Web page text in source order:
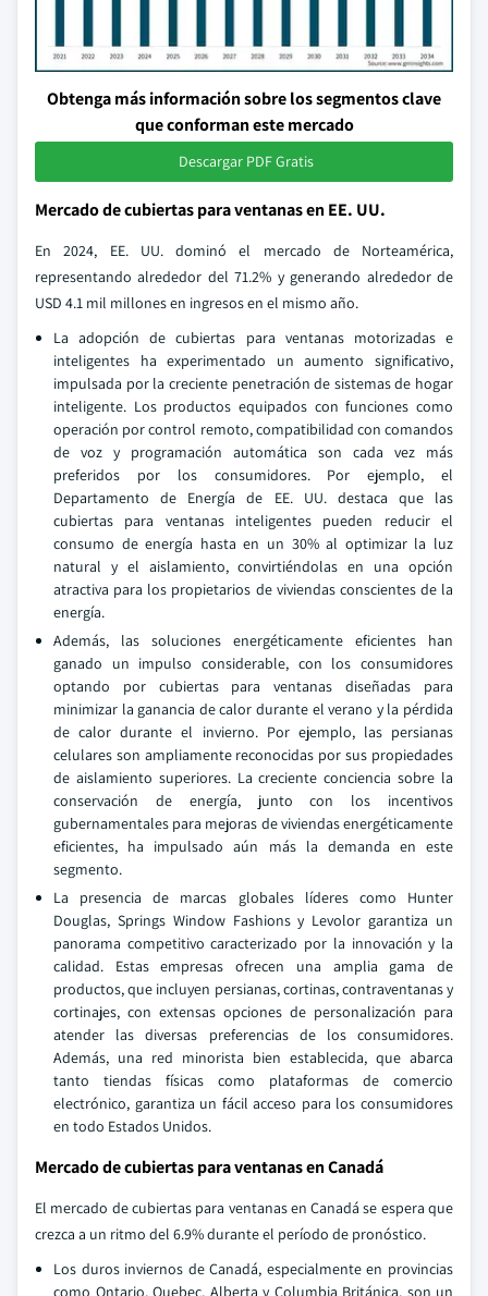
Obtenga más información sobre los segmentos clave
que conforman este mercado
Descargar PDF Gratis
Mercado de cubiertas para ventanas en EE. UU.
En 2024, EE. UU. dominó el mercado de Norteamérica,
representando alrededor del 71.2% y generando alrededor de
USD 4.1 mil millones en ingresos en el mismo año.
La adopción de cubiertas para ventanas motorizadas e
inteligentes ha experimentado un aumento significativo,
impulsada por la creciente penetración de sistemas de hogar
inteligente. Los productos equipados con funciones como
operación por control remoto, compatibilidad con comandos
de voz y programación automática son cada vez más
preferidos por los consumidores. Por ejemplo, el
Departamento de Energía de EE. UU. destaca que las
cubiertas para ventanas inteligentes pueden reducir el
consumo de energía hasta en un 30% al optimizar la luz
natural y el aislamiento, convirtiéndolas en una opción
atractiva para los propietarios de viviendas conscientes de la
energía.
Además, las soluciones energéticamente eficientes han
ganado un impulso considerable, con los consumidores
optando por cubiertas para ventanas diseñadas para
minimizar la ganancia de calor durante el verano y la pérdida
de calor durante el invierno. Por ejemplo, las persianas
celulares son ampliamente reconocidas por sus propiedades
de aislamiento superiores. La creciente conciencia sobre la
conservación de energía, junto con los incentivos
gubernamentales para mejoras de viviendas energéticamente
eficientes, ha impulsado aún más la demanda en este
segmento.
La presencia de marcas globales líderes como Hunter
Douglas, Springs Window Fashions y Levolor garantiza un
panorama competitivo caracterizado por la innovación y la
calidad. Estas empresas ofrecen una amplia gama de
productos, que incluyen persianas, cortinas, contraventanas y
cortinajes, con extensas opciones de personalización para
atender las diversas preferencias de los consumidores.
Además, una red minorista bien establecida, que abarca
tanto tiendas físicas como plataformas de comercio
electrónico, garantiza un fácil acceso para los consumidores
en todo Estados Unidos.
Mercado de cubiertas para ventanas en Canadá
El mercado de cubiertas para ventanas en Canadá se espera que
crezca a un ritmo del 6.9% durante el período de pronóstico.
Los duros inviernos de Canadá, especialmente en provincias
como Ontario, Quebec, Alberta y Columbia Británica, son un